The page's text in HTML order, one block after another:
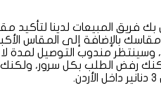
مقاسك بالإضافة إلى المقاس
مندوب التوصيل لمدة لا تزيد عن
يمكنك رفض الطلب بكل سرور،